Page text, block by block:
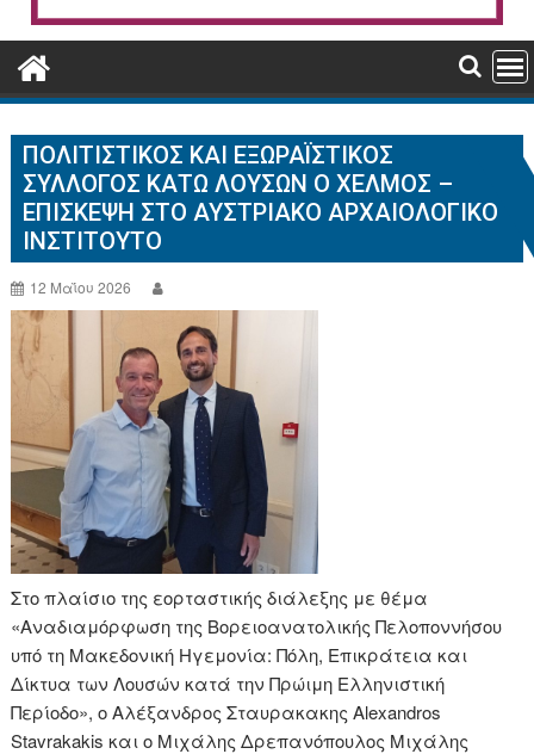
ΠΟΛΙΤΙΣΤΙΚΌΣ ΚΑΙ ΕΞΩΡΑΪΣΤΙΚΌΣ
ΣΎΛΛΟΓΟΣ ΚΆΤΩ ΛΟΥΣΏΝ Ο ΧΕΛΜΟΣ –
ΕΠΊΣΚΕΨΗ ΣΤΟ ΑΥΣΤΡΙΑΚΌ ΑΡΧΑΙΟΛΟΓΙΚΌ
ΙΝΣΤΙΤΟΎΤΟ
12 Μαΐου 2026
Στο πλαίσιο της εορταστικής διάλεξης με θέμα
«Αναδιαμόρφωση της Βορειοανατολικής Πελοποννήσου
υπό τη Μακεδονική Ηγεμονία: Πόλη, Επικράτεια και
Δίκτυα των Λουσών κατά την Πρώιμη Ελληνιστική
Περίοδο», ο Αλέξανδρος Σταυρακακης Alexandros
Stavrakakis και ο Μιχάλης Δρεπανόπουλος Μιχάλης